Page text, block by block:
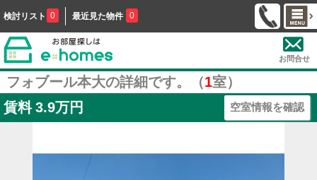
検討リスト 0 最近見た物件 0
お問合せ
フォブール本大の詳細です。（1室）
賃料 3.9万円 空室情報を確認